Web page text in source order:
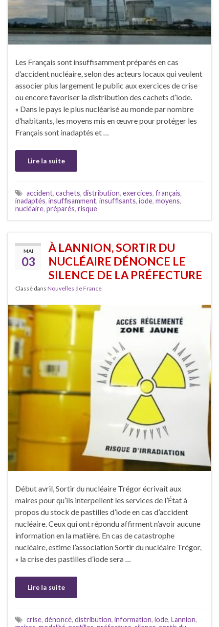
Les Français sont insuffisamment préparés en cas
d’accident nucléaire, selon des acteurs locaux qui veulent
associer plus largement le public aux exercices de crise
ou encore favoriser la distribution des cachets d’iode.
« Dans le pays le plus nucléarisé au monde par nombre
d’habitants, les moyens mis en œuvre pour protéger les
Français sont inadaptés et …
Lire la suite
accident, cachets, distribution, exercices, français,
inadaptés, insuffisamment, insuffisants, iode, moyens,
nucléaire, préparés, risque
MAI
03
À LANNION, SORTIR DU
NUCLÉAIRE DÉNONCE LE
SILENCE DE LA PRÉFECTURE
Classé dans Nouvelles de France
Début avril, Sortir du nucléaire Trégor écrivait aux
maires pour qu’ils interpellent les services de l’État à
propos du stock de pastilles d’iode en cas d’accident
nucléaire. Ceux qui ont répondu affirment n’avoir aucune
information en la matière. En cas de catastrophe
nucléaire, estime l’association Sortir du nucléaire Trégor,
« la crise des pastilles d’iode sera …
Lire la suite
crise, dénoncé, distribution, information, iode, Lannion,